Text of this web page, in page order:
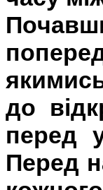
до
перед
Перед